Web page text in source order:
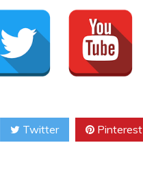
Twitter Pinterest